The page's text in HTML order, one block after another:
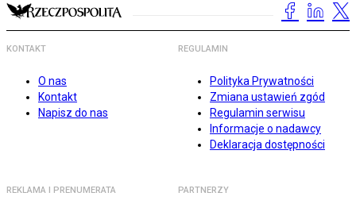
KONTAKT
O nas
Kontakt
Napisz do nas
REGULAMIN
Polityka Prywatności
Zmiana ustawień zgód
Regulamin serwisu
Informacje o nadawcy
Deklaracja dostępności
REKLAMA I PRENUMERATA PARTNERZY